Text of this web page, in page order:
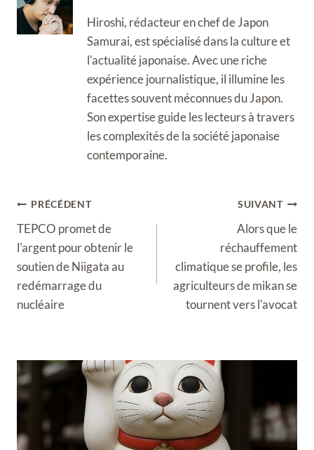
Hiroshi, rédacteur en chef de Japon
Samurai, est spécialisé dans la culture et
l'actualité japonaise. Avec une riche
expérience journalistique, il illumine les
facettes souvent méconnues du Japon.
Son expertise guide les lecteurs à travers
les complexités de la société japonaise
contemporaine.
Navigation
de
l’article
PRÉCÉDENT
TEPCO promet de
l'argent pour obtenir le
soutien de Niigata au
redémarrage du
nucléaire
SUIVANT
Alors que le
réchauffement
climatique se profile, les
agriculteurs de mikan se
tournent vers l'avocat